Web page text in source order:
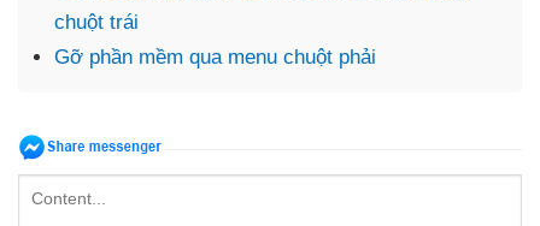
chuột trái
Gỡ phần mềm qua menu chuột phải